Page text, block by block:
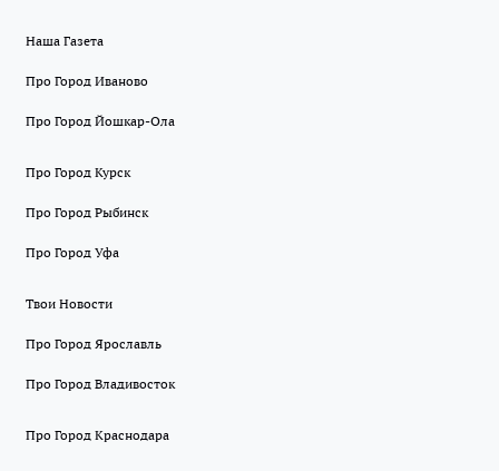
Наша Газета
Про Город Иваново
Про Город Йошкар-Ола
Про Город Курск
Про Город Рыбинск
Про Город Уфа
Твои Новости
Про Город Ярославль
Про Город Владивосток
Про Город Краснодара